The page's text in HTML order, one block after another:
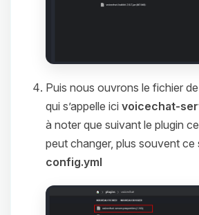
Puis nous ouvrons le fichier
qui s’appelle ici voicechat-
à noter que suivant le plugin
peut changer, plus souvent ce
config.yml